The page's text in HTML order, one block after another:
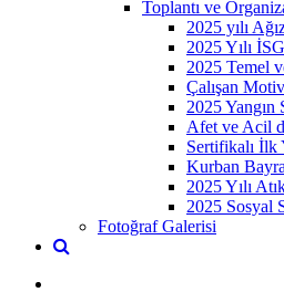
Toplantı ve
2025 yılı
2025 Yılı
2025 Temel
Çalışan
2025 Yangın
Afet ve Acil
Sertifikalı İlk
Kurban
2025 Yılı
2025 Sosyal
Fotoğraf Galerisi